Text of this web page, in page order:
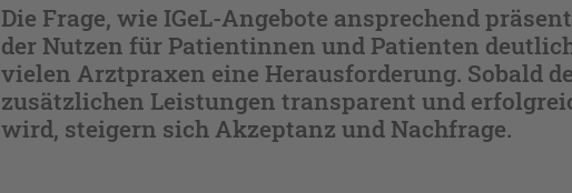
Die Frage, wie IGeL-Angebote ansprechend
der Nutzen für Patientinnen und Patienten
vielen Arztpraxen eine Herausforderung. Sobald
zusätzlichen Leistungen transparent und
wird, steigern sich Akzeptanz und Nachfrage.